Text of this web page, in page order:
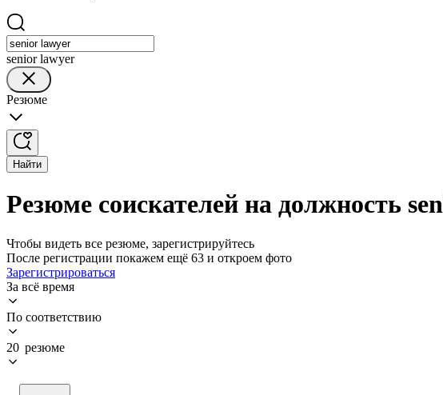
senior lawyer
Резюме
Найти
Резюме соискателей на должность
Чтобы видеть все резюме, зарегистрируйтесь
После регистрации покажем ещё 63 и откроем фото
Зарегистрироваться
За всё время
По соответствию
20 резюме